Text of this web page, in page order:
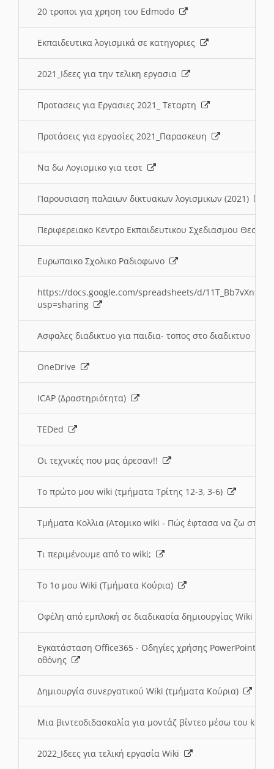
20 τροποι για χρηση του Edmodo
Εκπαιδευτικα λογισμικά σε κατηγοριες
2021_Ιδεες για την τελικη εργασια
Προτασεις για Εργασιες 2021_ Τεταρτη
Προτάσεις για εργασίες 2021_Παρασκευη
Να δω Λογισμικο για τεστ
Παρουσιαση παλαιων δικτυακων λογισμικων (2021)
Περιφερειακο Κεντρο Εκπαιδευτικου Σχεδιασμου
Ευρωπαικο Σχολικο Ραδιοφωνο
https://docs.google.com/spreadsheets/d/
usp=sharing
Ασφαλες διαδικτυο για παιδια- τοπος στο διαδικτυο
OneDrive
ICAP (Δραστηριότητα)
TEDed
Οι τεχνικές που μας άρεσαν!!
Το πρώτο μου wiki (τμήματα Τρίτης 12-3, 3-6)
Τμήματα Κολλια (Ατομικο wiki - Πώς έφτασα να ζω στην
Τι περιμένουμε από το wiki;
Το 1ο μου Wiki (Τμήματα Κούρια)
Οφέλη από εμπλοκή σε διαδικασία δημιουργίας Wiki
Εγκατάσταση Office365 - Οδηγίες χρήσης PowerPoint
οθόνης
Δημιουργία συνεργατικού Wiki (τμήματα Κούρια)
Μια βιντεοδιδασκαλία για μοντάζ βίντεο μέσω του
2022_Ιδεες για τελική εργασία Wiki